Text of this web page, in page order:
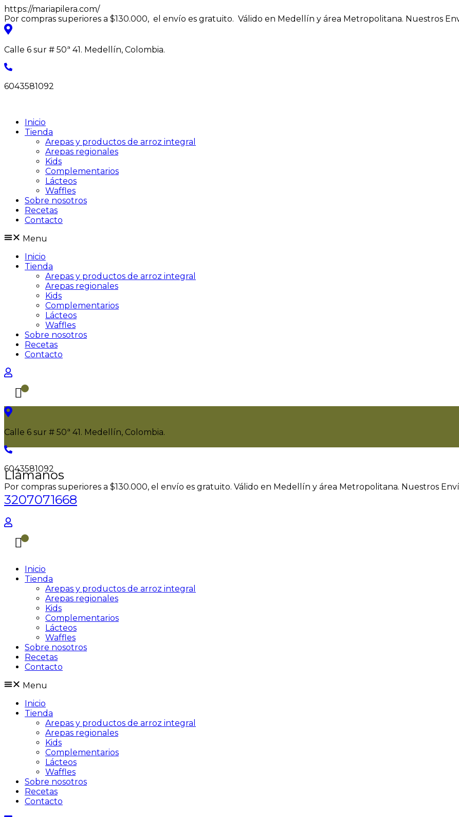
https://mariapilera.com/
Por compras superiores a $130.000, el envío es gratuito. Válido en Medellín y área Metropolitana. Nuestros
Calle 6 sur # 50ª 41. Medellín, Colombia.
6043581092
Inicio
Tienda
Arepas y productos de arroz integral
Arepas regionales
Kids
Complementarios
Lácteos
Waffles
Sobre nosotros
Recetas
Contacto
Menu
Inicio
Tienda
Arepas y productos de arroz integral
Arepas regionales
Kids
Complementarios
Lácteos
Waffles
Sobre nosotros
Recetas
Contacto
Calle 6 sur # 50ª 41. Medellín, Colombia.
6043581092
Por compras superiores a $130.000, el envío es gratuito. Válido en Medellín y área Metropolitana. Nuestros
Llámanos
3207071668
Inicio
Tienda
Arepas y productos de arroz integral
Arepas regionales
Kids
Complementarios
Lácteos
Waffles
Sobre nosotros
Recetas
Contacto
Menu
Inicio
Tienda
Arepas y productos de arroz integral
Arepas regionales
Kids
Complementarios
Lácteos
Waffles
Sobre nosotros
Recetas
Contacto